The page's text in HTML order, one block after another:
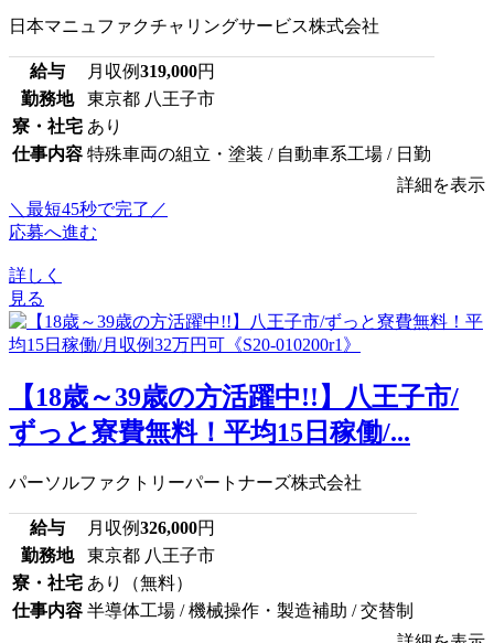
日本マニュファクチャリングサービス株式会社
給与 月収例319,000円
勤務地
東京都 八王子市
寮・社宅 あり
仕事内容 特殊車両の組立・塗装 / 自動車系工場 / 日勤
詳細を表示
＼最短45秒で完了／
応募へ進む
詳しく
見る
【18歳～39歳の方活躍中!!】八王子市/
ずっと寮費無料！平均15日稼働/...
パーソルファクトリーパートナーズ株式会社
給与 月収例326,000円
勤務地
東京都 八王子市
寮・社宅 あり（無料）
仕事内容 半導体工場 / 機械操作・製造補助 / 交替制